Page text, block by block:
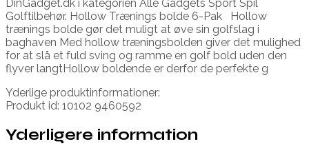
DinGadget.dk i kategorien Alle Gadgets Sport Spil
Golftilbehør. Hollow Trænings bolde 6-Pak Hollow
trænings bolde gør det muligt at øve sin golfslag i
baghaven Med hollow træningsbolden giver det mulighed
for at slå et fuld sving og ramme en golf bold uden den
flyver langtHollow boldende er derfor de perfekte g
Yderlige produktinformationer:
Produkt id: 10102 9460592
Yderligere information